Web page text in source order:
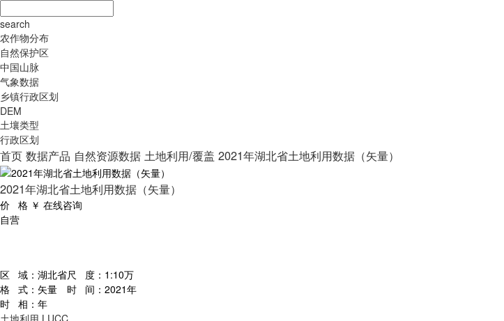
search
农作物分布
自然保护区
中国山脉
气象数据
乡镇行政区划
DEM
土壤类型
行政区划
首页 数据产品 自然资源数据 土地利用/覆盖 2021年湖北省土地利用数据（矢量）
2021年湖北省土地利用数据（矢量）
价 格 ￥ 在线咨询
自营
区 域： 湖北省尺 度： 1:10万
格 式： 矢量 时 间： 2021年
时 相： 年
土地利用 LUCC